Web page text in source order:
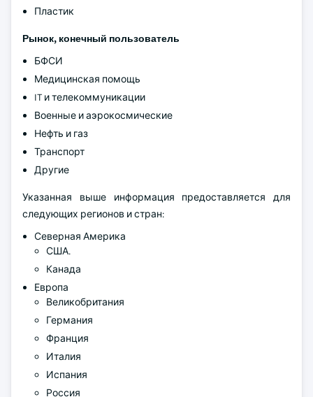
Пластик
Рынок, конечный пользователь
БФСИ
Медицинская помощь
IT и телекоммуникации
Военные и аэрокосмические
Нефть и газ
Транспорт
Другие
Указанная выше информация предоставляется для
следующих регионов и стран:
Северная Америка
США.
Канада
Европа
Великобритания
Германия
Франция
Италия
Испания
Россия